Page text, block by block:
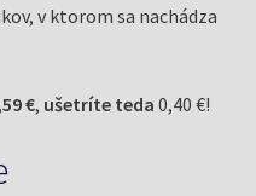
v ktorom sa nachádza
€, ušetríte teda 0,40 €!